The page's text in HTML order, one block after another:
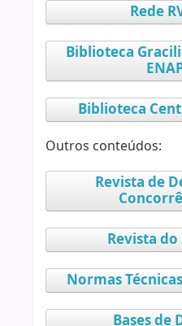
Rede
Biblioteca
Biblioteca
Outros conteúdos:
Revista de
Revista do
Normas
Bases de